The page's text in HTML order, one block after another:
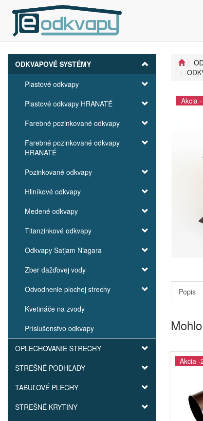
ODKVAPOVÉ SYSTÉMY
Plastové odkvapy
Plastové odkvapy HRANATÉ
Farebné pozinkované odkvapy
Farebné pozinkované odkvapy
HRANATÉ
Pozinkované odkvapy
Hliníkové odkvapy
Medené odkvapy
Titanzinkové odkvapy
Odkvapy Satjam Niagara
Zber dažďovej vody
Odvodnenie plochej strechy
Kvetináče na zvody
Príslušenstvo odkvapy
OPLECHOVANIE STRECHY
STREŠNÉ PODHĽADY
TABUĽOVÉ PLECHY
STREŠNÉ KRYTINY
Akcia
Popis
Akcia -